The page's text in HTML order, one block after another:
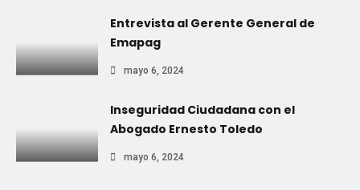
Entrevista al Gerente General de
Emapag
mayo 6, 2024
Inseguridad Ciudadana con el
Abogado Ernesto Toledo
mayo 6, 2024